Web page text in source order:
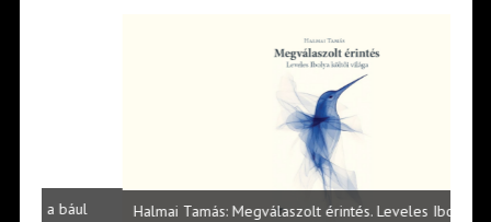
Halmai Tamás: Megválaszolt érintés. Leveles Ibolya költői